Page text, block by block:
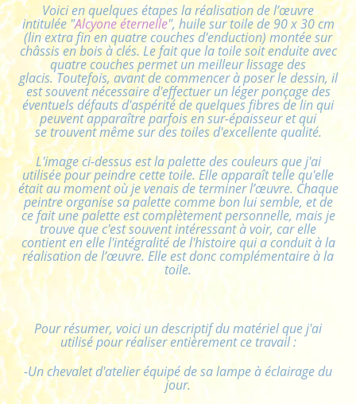
Voici en quelques étapes la réalisation de l’œuvre
intitulée "Alcyone éternelle", huile sur toile de 90 x 30 cm
(lin extra fin en quatre couches d'enduction) montée sur
châssis en bois à clés. Le fait que la toile soit enduite avec
quatre couches permet un meilleur lissage des
glacis. Toutefois, avant de commencer à poser le dessin, il
est souvent nécessaire d'effectuer un léger ponçage des
éventuels défauts d'aspérité de quelques fibres de lin qui
peuvent apparaître parfois en sur-épaisseur et qui
se trouvent même sur des toiles d'excellente qualité.
L'image ci-dessus est la palette des couleurs que j'ai
utilisée pour peindre cette toile. Elle apparaît telle qu'elle
était au moment où je venais de terminer l’œuvre. Chaque
peintre organise sa palette comme bon lui semble, et de
ce fait une palette est complètement personnelle, mais je
trouve que c'est souvent intéressant à voir, car elle
contient en elle l'intégralité de l'histoire qui a conduit à la
réalisation de l’œuvre. Elle est donc complémentaire à la
toile.
Pour résumer, voici un descriptif du matériel que j'ai
utilisé pour réaliser entièrement ce travail :
-Un chevalet d'atelier équipé de sa lampe à éclairage du
jour.